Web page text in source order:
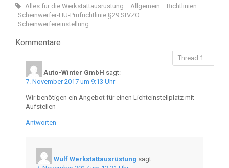
Alles für die Werkstattausrüstung Allgemein
Richtlinien
Scheinwerfer-HU-Prüfrichtlinie §29 StVZO
Scheinwerfereinstellung
Kommentare
Auto-Winter GmbH sagt:
7. November 2017 um 9:13 Uhr
Wir benötigen ein Angebot für einen Lichteinstellplatz mit
Aufstellen
Antworten
Wulf Werkstattausrüstung sagt: